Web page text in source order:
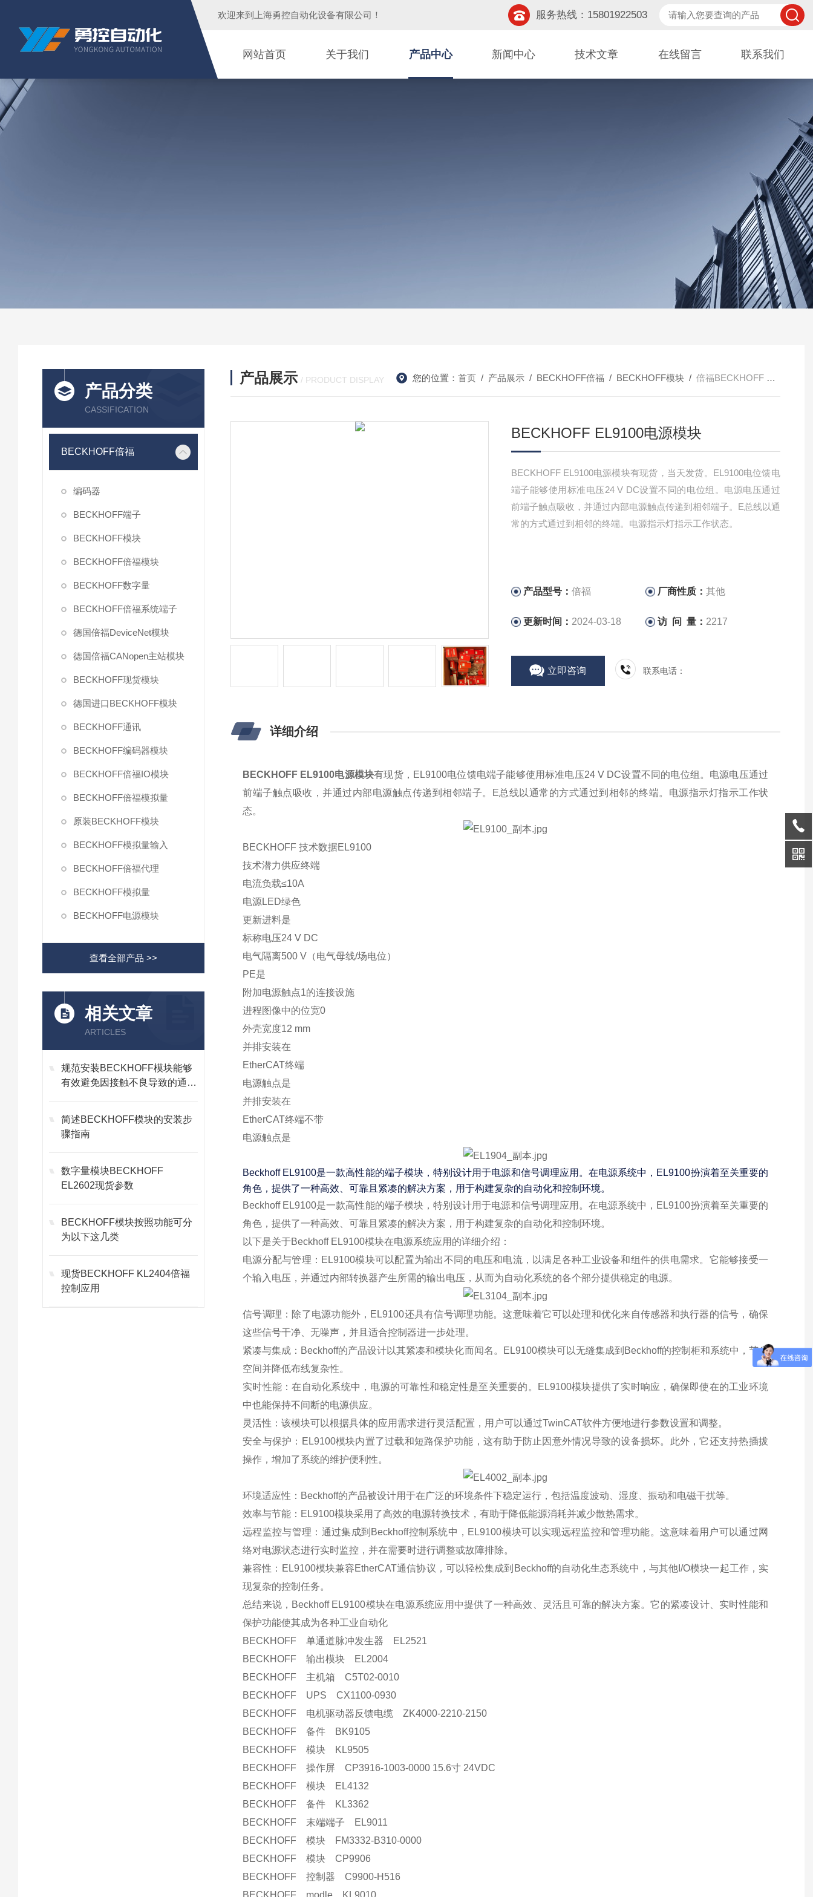
欢迎来到 上海勇控自动化设备有限公司 ！ 服务热线：15801922503
网站首页 关于我们 产品中心 新闻中心 技术文章 在线留言 联系我们
产品分类
CASSIFICATION
BECKHOFF倍福
编码器
BECKHOFF端子
BECKHOFF模块
BECKHOFF倍福模块
BECKHOFF数字量
BECKHOFF倍福系统端子
德国倍福DeviceNet模块
德国倍福CANopen主站模块
BECKHOFF现货模块
德国进口BECKHOFF模块
BECKHOFF通讯
BECKHOFF编码器模块
BECKHOFF倍福IO模块
BECKHOFF倍福模拟量
原装BECKHOFF模块
BECKHOFF模拟量输入
BECKHOFF倍福代理
BECKHOFF模拟量
BECKHOFF电源模块
查看全部产品 >>
相关文章
ARTICLES
规范安装BECKHOFF模块能够
有效避免因接触不良导致的通讯
简述BECKHOFF模块的安装步
骤指南
数字量模块BECKHOFF
EL2602现货参数
BECKHOFF模块按照功能可分
为以下这几类
现货BECKHOFF KL2404倍福
控制应用
产品展示 / PRODUCT DISPLAY 您的位置： 首页/ 产品展示/ BECKHOFF倍福 / BECKHOFF模块/ 倍福BECKHOFF EL9100电源模块
BECKHOFF EL9100电源模块
BECKHOFF EL9100电源模块有现货，当天发货。EL9100电位馈电
端子能够使用标准电压24 V DC设置不同的电位组。电源电压通过
前端子触点吸收，并通过内部电源触点传递到相邻端子。E总线以通
常的方式通过到相邻的终端。电源指示灯指示工作状态。
产品型号： 倍福 厂商性质：其他
更新时间： 2024-03-18 访 问 量： 2217
立即咨询 联系电话：
详细介绍
BECKHOFF EL9100电源模块有现货，EL9100电位馈电端子能够使用标准电压24 V DC设置不同的电位组。电源电压通过
前端子触点吸收，并通过内部电源触点传递到相邻端子。E总线以通常的方式通过到相邻的终端。电源指示灯指示工作状
态。
BECKHOFF 技术数据EL9100
技术潜力供应终端
电流负载≤10A
电源LED绿色
更新进料是
标称电压24 V DC
电气隔离500 V（电气母线/场电位）
PE是
附加电源触点1的连接设施
进程图像中的位宽0
外壳宽度12 mm
并排安装在
EtherCAT终端
电源触点是
并排安装在
EtherCAT终端不带
电源触点是
Beckhoff EL9100是一款高性能的端子模块，特别设计用于电源和信号调理应用。在电源系统中，EL9100扮演着至关重要的
角色，提供了一种高效、可靠且紧凑的解决方案，用于构建复杂的自动化和控制环境。
Beckhoff EL9100是一款高性能的端子模块，特别设计用于电源和信号调理应用。在电源系统中，EL9100扮演着至关重要的
角色，提供了一种高效、可靠且紧凑的解决方案，用于构建复杂的自动化和控制环境。
以下是关于Beckhoff EL9100模块在电源系统应用的详细介绍：
电源分配与管理：EL9100模块可以配置为输出不同的电压和电流，以满足各种工业设备和组件的供电需求。它能够接受一
个输入电压，并通过内部转换器产生所需的输出电压，从而为自动化系统的各个部分提供稳定的电源。
信号调理：除了电源功能外，EL9100还具有信号调理功能。这意味着它可以处理和优化来自传感器和执行器的信号，确保
这些信号干净、无噪声，并且适合控制器进一步处理。
紧凑与集成：Beckhoff的产品设计以其紧凑和模块化而闻名。EL9100模块可以无缝集成到Beckhoff的控制柜和系统中，节省
空间并降低布线复杂性。
实时性能：在自动化系统中，电源的可靠性和稳定性是至关重要的。EL9100模块提供了实时响应，确保即使在的工业环境
中也能保持不间断的电源供应。
灵活性：该模块可以根据具体的应用需求进行灵活配置，用户可以通过TwinCAT软件方便地进行参数设置和调整。
安全与保护：EL9100模块内置了过载和短路保护功能，这有助于防止因意外情况导致的设备损坏。此外，它还支持热插拔
操作，增加了系统的维护便利性。
环境适应性：Beckhoff的产品被设计用于在广泛的环境条件下稳定运行，包括温度波动、湿度、振动和电磁干扰等。
效率与节能：EL9100模块采用了高效的电源转换技术，有助于降低能源消耗并减少散热需求。
远程监控与管理：通过集成到Beckhoff控制系统中，EL9100模块可以实现远程监控和管理功能。这意味着用户可以通过网
络对电源状态进行实时监控，并在需要时进行调整或故障排除。
兼容性：EL9100模块兼容EtherCAT通信协议，可以轻松集成到Beckhoff的自动化生态系统中，与其他I/O模块一起工作，实
现复杂的控制任务。
总结来说，Beckhoff EL9100模块在电源系统应用中提供了一种高效、灵活且可靠的解决方案。它的紧凑设计、实时性能和
保护功能使其成为各种工业自动化
BECKHOFF 单通道脉冲发生器 EL2521
BECKHOFF 输出模块 EL2004
BECKHOFF 主机箱 C5T02-0010
BECKHOFF UPS CX1100-0930
BECKHOFF 电机驱动器反馈电缆 ZK4000-2210-2150
BECKHOFF 备件 BK9105
BECKHOFF 模块 KL9505
BECKHOFF 操作屏 CP3916-1003-0000 15.6寸 24VDC
BECKHOFF 模块 EL4132
BECKHOFF 备件 KL3362
BECKHOFF 末端端子 EL9011
BECKHOFF 模块 FM3332-B310-0000
BECKHOFF 模块 CP9906
BECKHOFF 控制器 C9900-H516
BECKHOFF modle KL9010